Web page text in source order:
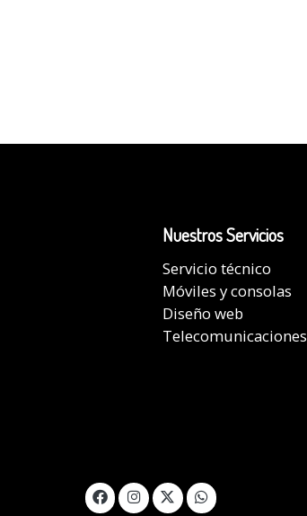
Nuestros Servicios
Servicio técnico
Móviles y consolas
Diseño web
Telecomunicaciones